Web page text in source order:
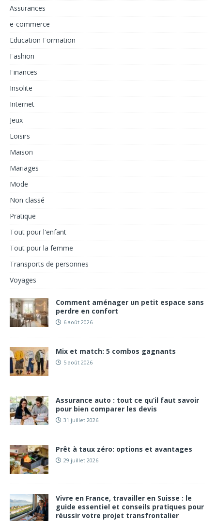
Assurances
e-commerce
Education Formation
Fashion
Finances
Insolite
Internet
Jeux
Loisirs
Maison
Mariages
Mode
Non classé
Pratique
Tout pour l'enfant
Tout pour la femme
Transports de personnes
Voyages
Comment aménager un petit espace sans
perdre en confort
6 août 2026
Mix et match: 5 combos gagnants
5 août 2026
Assurance auto : tout ce qu’il faut savoir
pour bien comparer les devis
31 juillet 2026
Prêt à taux zéro: options et avantages
29 juillet 2026
Vivre en France, travailler en Suisse : le
guide essentiel et conseils pratiques pour
réussir votre projet transfrontalier